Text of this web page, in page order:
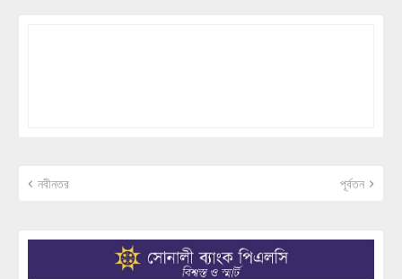
নবীনতর পূর্বতন